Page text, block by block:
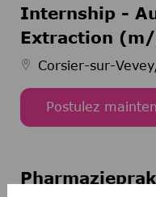
Internship -
Extraction
Corsier-sur-
Postulez
Internship -